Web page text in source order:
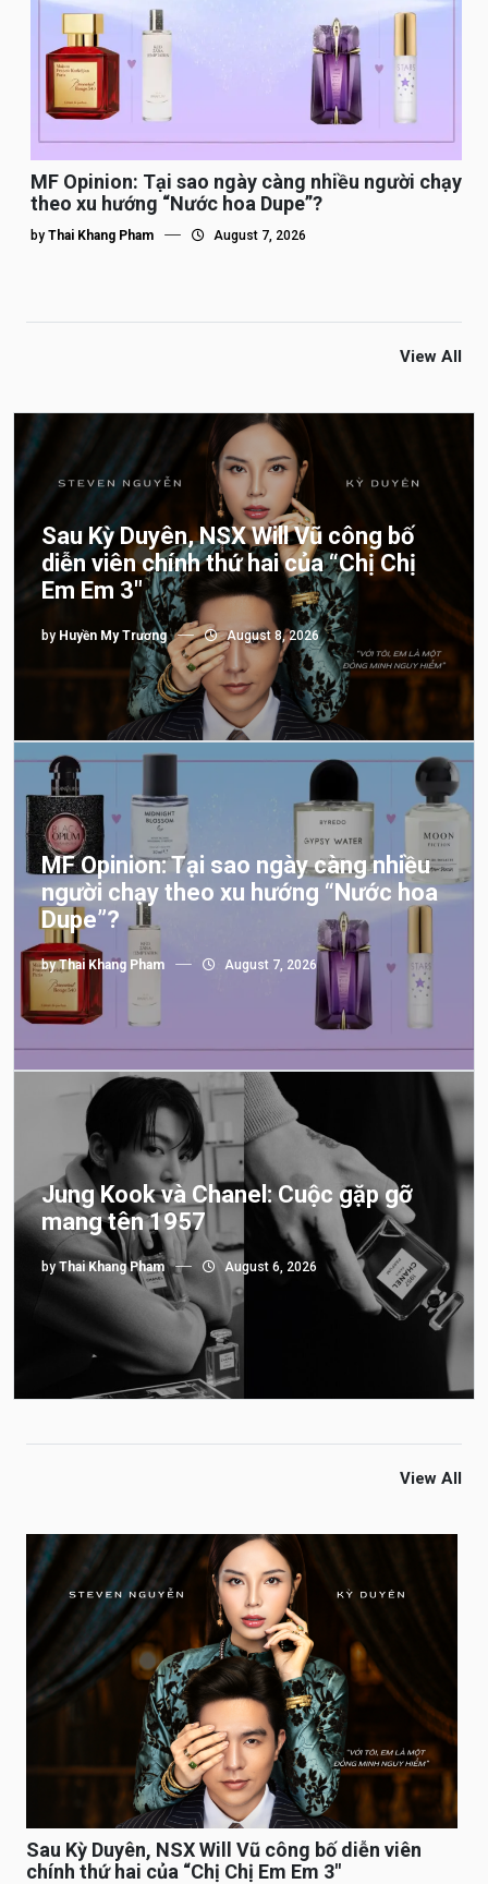
MF Opinion: Tại sao ngày càng nhiều người chạy
theo xu hướng “Nước hoa Dupe”?
by Thai Khang Pham August 7, 2026
View All
Sau Kỳ Duyên, NSX Will Vũ công bố
diễn viên chính thứ hai của “Chị Chị
Em Em 3″
by Huyền My Trương August 8, 2026
MF Opinion: Tại sao ngày càng nhiều
người chạy theo xu hướng “Nước hoa
Dupe”?
byThai Khang Pham August 7, 2026
Jung Kook và Chanel: Cuộc gặp gỡ
mang tên 1957
byThai Khang Pham August 6, 2026
View All
Sau Kỳ Duyên, NSX Will Vũ công bố diễn viên
chính thứ hai của “Chị Chị Em Em 3″